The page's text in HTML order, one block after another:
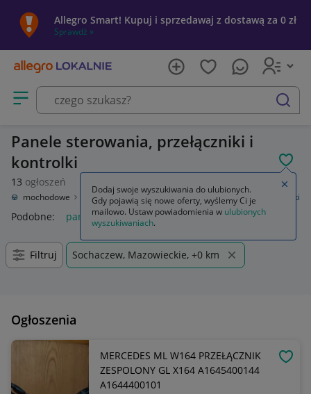
Allegro Smart! Kupuj i sprzedawaj z dostawą za 0 zł
Sprawdź »
Otwórz menu z kategoriami
szukaj
Panele sterowania, przełączniki i
kontrolki
13 ogłoszeń
samochodowe Wyposażenie wnętrza Panele sterowania, przełączniki
Podobne: panele sterowania przełączniki
Filtruj Sochaczew, Mazowieckie, +0 km
Ogłoszenia
MERCEDES ML W164 PRZEŁĄCZNIK
ZESPOLONY GL X164 A1645400144
A1644400101
Dodaj swoje wyszukiwania do ulubionych.
Gdy pojawią się nowe oferty, wyślemy Ci je
mailowo. Ustaw powiadomienia w ulubionych
wyszukiwaniach.